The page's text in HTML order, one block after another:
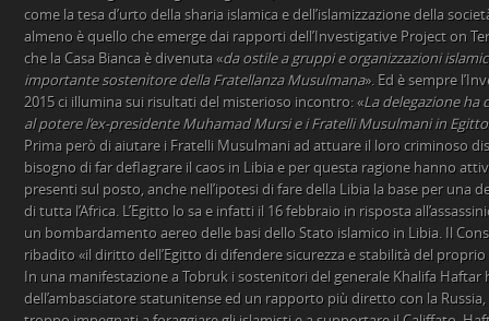
come la tesa d’urto della sharia islamica e dell’islamizzazione della
almeno è quello che emerge dai rapporti dell’Investigative Project on
che la Casa Bianca è divenuta «da ostile a gruppi e organizzazioni
importante sostenitore della Fratellanza Musulmana». Ed è sempre
2015 ci illumina sui risultati del misterioso incontro: «La delegazione ha
al potere l’ex-presidente Muhamad Mursi e i Fratelli Musulmani in Egitto
Prima però di aiutare i Fratelli Musulmani ad attuare il loro criminoso
bisogno di far deflagrare il caos in Libia e per questa ragione hanno
presenti sul posto, anche nell’ipotesi di fare della Libia la base per una
di tutta l’Africa. L’Egitto lo sa e infatti il 16 febbraio in risposta
un bombardamento aereo delle basi dello Stato islamico in Libia. Il
ribadito «il diritto dell’Egitto di difendere sicurezza e stabilità del
In una manifestazione a Tobruk i sostenitori del generale Khalifa Haftar
dell’ambasciatore statunitense ed un rapporto più diretto con la